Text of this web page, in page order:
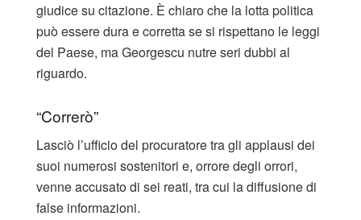
giudice su citazione. È chiaro che la lotta politica
può essere dura e corretta se si rispettano le leggi
del Paese, ma Georgescu nutre seri dubbi al
riguardo.
“Correrò”
Lasciò l’ufficio del procuratore tra gli applausi dei
suoi numerosi sostenitori e, orrore degli orrori,
venne accusato di sei reati, tra cui la diffusione di
false informazioni.